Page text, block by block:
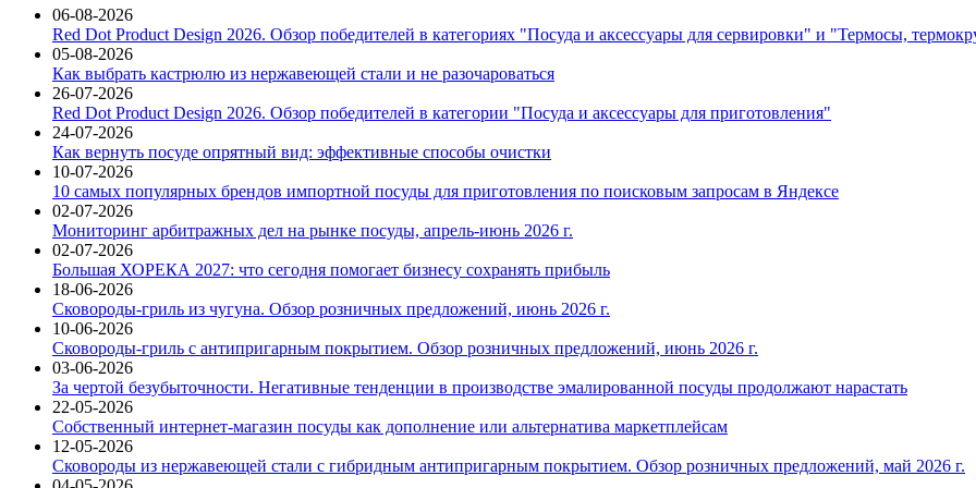
06-08-2026
Red Dot Product Design 2026. Обзор победителей в категориях "Посуда и аксессуары для сервировки" и "Термосы,
05-08-2026
Как выбрать кастрюлю из нержавеющей стали и не разочароваться
26-07-2026
Red Dot Product Design 2026. Обзор победителей в категории "Посуда и аксессуары для приготовления"
24-07-2026
Как вернуть посуде опрятный вид: эффективные способы очистки
10-07-2026
10 самых популярных брендов импортной посуды для приготовления по поисковым запросам в Яндексе
02-07-2026
Мониторинг арбитражных дел на рынке посуды, апрель-июнь 2026 г.
02-07-2026
Большая ХОРЕКА 2027: что сегодня помогает бизнесу сохранять прибыль
18-06-2026
Сковороды-гриль из чугуна. Обзор розничных предложений, июнь 2026 г.
10-06-2026
Сковороды-гриль с антипригарным покрытием. Обзор розничных предложений, июнь 2026 г.
03-06-2026
За чертой безубыточности. Негативные тенденции в производстве эмалированной посуды продолжают нарастать
22-05-2026
Собственный интернет-магазин посуды как дополнение или альтернатива маркетплейсам
12-05-2026
Сковороды из нержавеющей стали с гибридным антипригарным покрытием. Обзор розничных предложений, май 2026 г.